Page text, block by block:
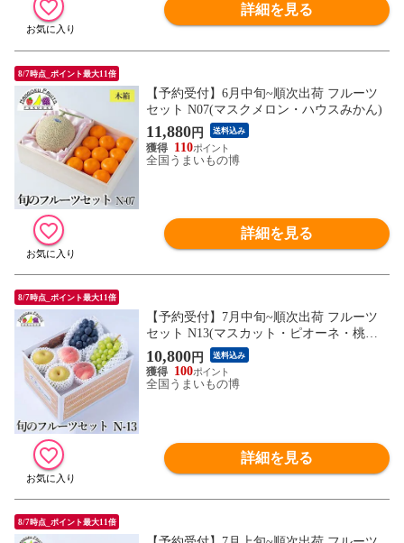
詳細を見る
8/7時点_ポイント最大11倍
【予約受付】6月中旬~順次出荷 フルーツ
セット N07(マスクメロン・ハウスみかん)
11,880円 送料込み
110
全国うまいもの博
詳細を見る
8/7時点_ポイント最大11倍
【予約受付】7月中旬~順次出荷 フルーツ
セット N13(マスカット・ピオーネ・桃・
和梨)
10,800円 送料込み
100
全国うまいもの博
詳細を見る
8/7時点_ポイント最大11倍